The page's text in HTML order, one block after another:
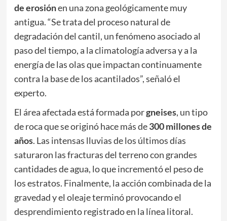
de erosiónen una zona geológicamente muy
antigua. “Se trata del proceso natural de
degradación del cantil, un fenómeno asociado al
paso del tiempo, a la climatología adversa y a la
energía de las olas que impactan continuamente
contra la base de los acantilados”, señaló el
experto.
El área afectada está formada porgneises, un tipo
de roca que se originó hace más de300 millones de
años. Las intensas lluvias de los últimos días
saturaron las fracturas del terreno con grandes
cantidades de agua, lo que incrementó el peso de
los estratos. Finalmente, la acción combinada de la
gravedad y el oleaje terminó provocando el
desprendimiento registrado en la línea litoral.